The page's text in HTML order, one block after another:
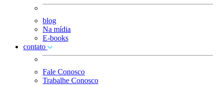
blog
Na mídia
E-books
contato
Fale Conosco
Trabalhe Conosco